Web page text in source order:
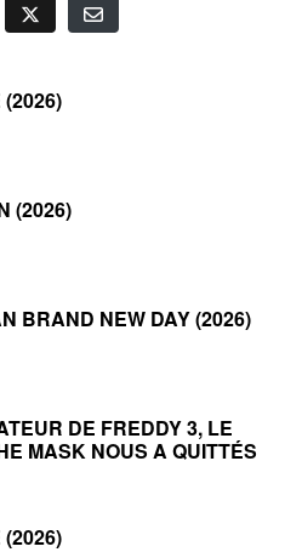
(2026)
BRAND NEW DAY (2026)
DE FREDDY 3, LE
MASK NOUS A QUITTÉS
(2026)